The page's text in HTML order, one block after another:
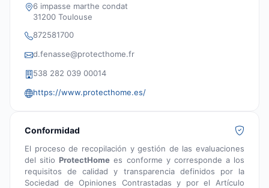
6 impasse marthe condat
31200 Toulouse
872581700
d.fenasse@protecthome.fr
538 282 039 00014
https://www.protecthome.es/
Conformidad
El proceso de recopilación y gestión de las evaluaciones
del sitioProtectHome es conforme y corresponde a los
requisitos de calidad y transparencia definidos por la
Sociedad de Opiniones Contrastadas y por el Artículo